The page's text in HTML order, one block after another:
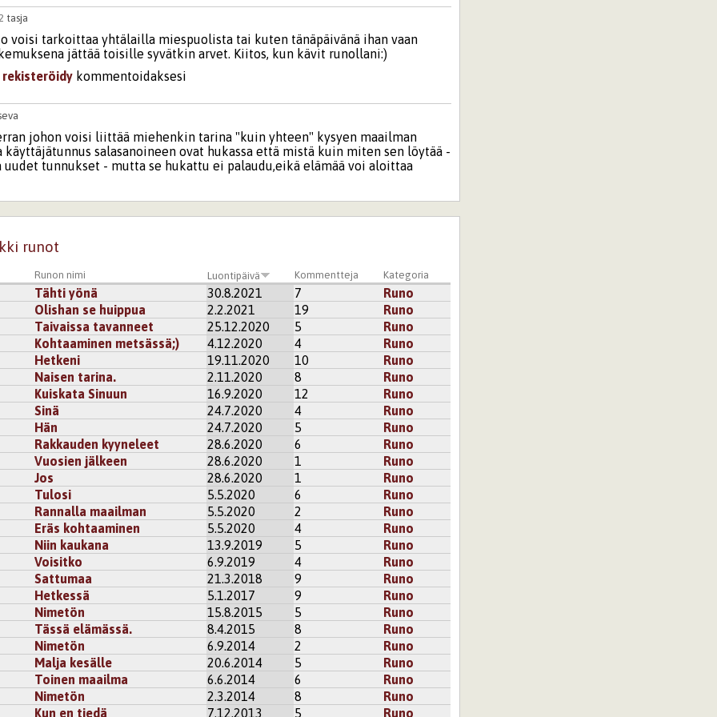
tasja
voisi tarkoittaa yhtälailla miespuolista tai kuten tänäpäivänä ihan vaan
jättää toisille syvätkin arvet. Kiitos, kun kävit runollani:)
rekisteröidy kommentoidaksesi
johon voisi liittää miehenkin tarina "kuin yhteen" kysyen maailman
salasanoineen ovat hukassa että mistä kuin miten sen löytää -
uudet tunnukset - mutta se hukattu ei palaudu,eikä elämää voi aloittaa
myöhempää tarvettani varten - edes muistoksi - tai uudelleen
kaikille - älkää koskaan hävittäkö tekstejänne - myöhempää
: Säilyttäkää,sillä koskaan Ei Tiedä ?
kommentoidaksesi
ei tiedä, tosiaan. Rakkaus tai rakkaudettomuus voi olla rosoista ja karua.
ja muistutuksesta.
rekisteröidykommentoidaksesi
varmasti riittää, toivottavasti.
kommentoidaksesi
tasja
Rakkaus ei onneksi kuole koskaan!
rekisteröidykommentoidaksesi
vihreä mies
saa meidät välillä tekemään hulluuksia. Jos ei isoja, niin ainakin pieniä.
kommentoidaksesi
tasja
runot
Runon nimi Luontipäivä Kommentteja Kategoria
Tähti yönä 30.8.2021 7
Runo
Olishan se huippua 2.2.2021 19
Runo
Taivaissa tavanneet 25.12.2020 5
Runo
Kohtaaminen metsässä;) 4.12.2020 4
Runo
Hetkeni 19.11.2020 10
Runo
Naisen tarina. 2.11.2020 8
Runo
Kuiskata Sinuun 16.9.2020 12
Runo
Sinä 24.7.2020 4
Runo
Hän 24.7.2020 5
Runo
Rakkauden kyyneleet 28.6.2020 6
Runo
Vuosien jälkeen 28.6.2020 1
Runo
Jos 28.6.2020 1
Runo
Tulosi 5.5.2020 6
Runo
Rannalla maailman 5.5.2020 2
Runo
Eräs kohtaaminen 5.5.2020 4
Runo
Niin kaukana 13.9.2019 5
Runo
Voisitko 6.9.2019 4
Runo
Sattumaa 21.3.2018 9
Runo
Hetkessä 5.1.2017 9
Runo
Nimetön 15.8.2015 5
Runo
Tässä elämässä. 8.4.2015 8
Runo
Nimetön 6.9.2014 2
Runo
Malja kesälle 20.6.2014 5
Runo
Toinen maailma 6.6.2014 6
Runo
Nimetön 2.3.2014 8
Runo
Kun en tiedä 7.12.2013 5 Runo